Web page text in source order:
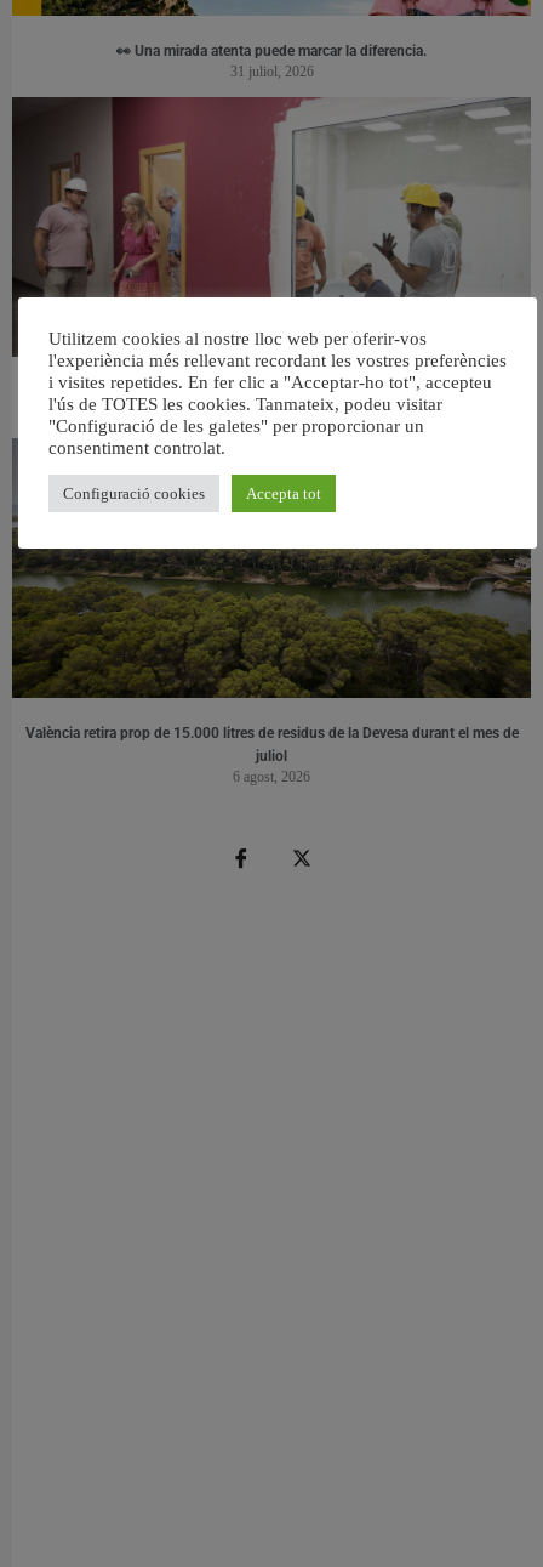
👀 Una mirada atenta puede marcar la diferencia.
31 juliol, 2026
València ultima el nou centre per a persones majors del barri de Sant Antoni
6 agost, 2026
València retira prop de 15.000 litres de residus de la Devesa durant el mes de
juliol
6 agost, 2026
Utilitzem cookies al nostre lloc web per oferir-vos
l'experiència més rellevant recordant les vostres preferències
i visites repetides. En fer clic a "Acceptar-ho tot", accepteu
l'ús de TOTES les cookies. Tanmateix, podeu visitar
"Configuració de les galetes" per proporcionar un
consentiment controlat.
Configuració cookies Accepta tot